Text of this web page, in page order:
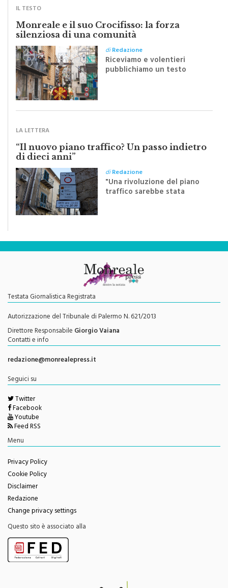
IL TESTO
Monreale e il suo Crocifisso: la forza
silenziosa di una comunità
diRedazione
Riceviamo e volentieri
pubblichiamo un testo
Festa del Santissimo
LA LETTERA
“Il nuovo piano traffico? Un passo indietro
di dieci anni”
diRedazione
"Una rivoluzione del piano
traffico sarebbe stata
Testata Giornalistica Registrata
Autorizzazione del Tribunale di Palermo N. 621/2013
Direttore Responsabile Giorgio Vaiana
Contatti e info
redazione@monrealepress.it
Seguici su
Twitter
Facebook
Youtube
Feed RSS
Menu
Privacy Policy
Cookie Policy
Disclaimer
Redazione
Change privacy settings
Questo sito è associato alla